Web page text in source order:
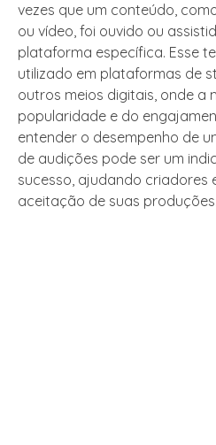
vezes que um conteúdo,
ou vídeo, foi ouvido ou
plataforma específica. Esse
utilizado em plataformas de
outros meios digitais, onde a
popularidade e do
entender o desempenho de
de audições pode ser um
sucesso, ajudando criadores
aceitação de suas produções.